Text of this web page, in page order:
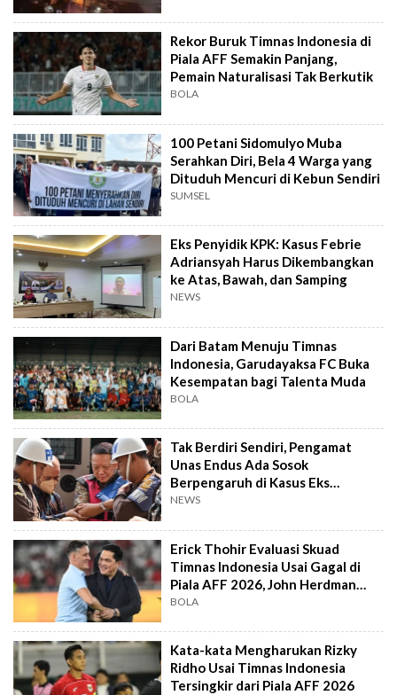
Rekor Buruk Timnas Indonesia di
Piala AFF Semakin Panjang,
Pemain Naturalisasi Tak Berkutik
BOLA
100 Petani Sidomulyo Muba
Serahkan Diri, Bela 4 Warga yang
Dituduh Mencuri di Kebun Sendiri
SUMSEL
Eks Penyidik KPK: Kasus Febrie
Adriansyah Harus Dikembangkan
ke Atas, Bawah, dan Samping
NEWS
Dari Batam Menuju Timnas
Indonesia, Garudayaksa FC Buka
Kesempatan bagi Talenta Muda
BOLA
Tak Berdiri Sendiri, Pengamat
Unas Endus Ada Sosok
Berpengaruh di Kasus Eks
Jampidsus
NEWS
Erick Thohir Evaluasi Skuad
Timnas Indonesia Usai Gagal di
Piala AFF 2026, John Herdman
Out?
BOLA
Kata-kata Mengharukan Rizky
Ridho Usai Timnas Indonesia
Tersingkir dari Piala AFF 2026